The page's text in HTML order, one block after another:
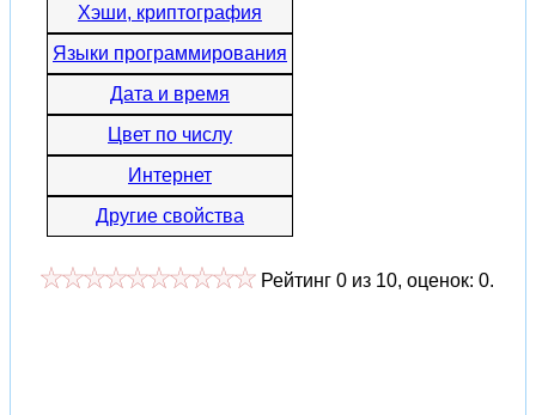
Хэши, криптография
Языки программирования
Дата и время
Цвет по числу
Интернет
Другие свойства
Рейтинг 0 из 10, оценок: 0.